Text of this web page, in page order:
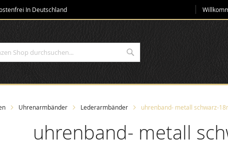
In Deutschland
zum
Uhrenarmbänder Lederarmbänder uhrenband- metall schwarz-
uhrenband- metall